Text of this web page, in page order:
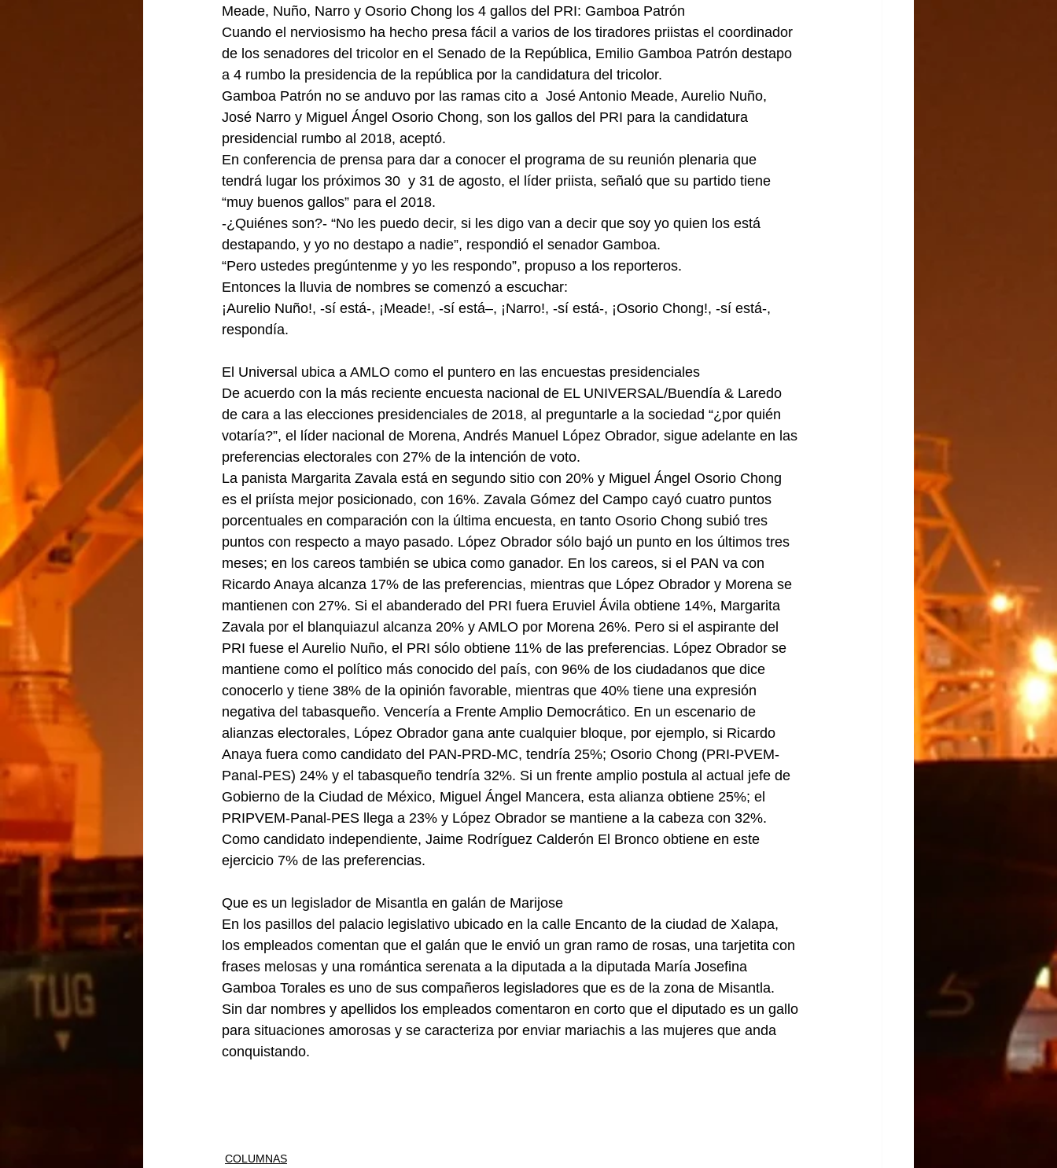
Meade, Nuño, Narro y Osorio Chong los 4 gallos del PRI: Gamboa Patrón
Cuando el nerviosismo ha hecho presa fácil a varios de los tiradores priistas el coordinador
de los senadores del tricolor en el Senado de la República, Emilio Gamboa Patrón destapo
a 4 rumbo la presidencia de la república por la candidatura del tricolor.
Gamboa Patrón no se anduvo por las ramas cito a  José Antonio Meade, Aurelio Nuño,
José Narro y Miguel Ángel Osorio Chong, son los gallos del PRI para la candidatura
presidencial rumbo al 2018, aceptó.
En conferencia de prensa para dar a conocer el programa de su reunión plenaria que
tendrá lugar los próximos 30  y 31 de agosto, el líder priista, señaló que su partido tiene
“muy buenos gallos” para el 2018.
-¿Quiénes son?- “No les puedo decir, si les digo van a decir que soy yo quien los está
destapando, y yo no destapo a nadie”, respondió el senador Gamboa.
“Pero ustedes pregúntenme y yo les respondo”, propuso a los reporteros.
Entonces la lluvia de nombres se comenzó a escuchar:
¡Aurelio Nuño!, -sí está-, ¡Meade!, -sí está–, ¡Narro!, -sí está-, ¡Osorio Chong!, -sí está-,
respondía.
El Universal ubica a AMLO como el puntero en las encuestas presidenciales
De acuerdo con la más reciente encuesta nacional de EL UNIVERSAL/Buendía & Laredo
de cara a las elecciones presidenciales de 2018, al preguntarle a la sociedad “¿por quién
votaría?”, el líder nacional de Morena, Andrés Manuel López Obrador, sigue adelante en las
preferencias electorales con 27% de la intención de voto.
La panista Margarita Zavala está en segundo sitio con 20% y Miguel Ángel Osorio Chong
es el priísta mejor posicionado, con 16%. Zavala Gómez del Campo cayó cuatro puntos
porcentuales en comparación con la última encuesta, en tanto Osorio Chong subió tres
puntos con respecto a mayo pasado. López Obrador sólo bajó un punto en los últimos tres
meses; en los careos también se ubica como ganador. En los careos, si el PAN va con
Ricardo Anaya alcanza 17% de las preferencias, mientras que López Obrador y Morena se
mantienen con 27%. Si el abanderado del PRI fuera Eruviel Ávila obtiene 14%, Margarita
Zavala por el blanquiazul alcanza 20% y AMLO por Morena 26%. Pero si el aspirante del
PRI fuese el Aurelio Nuño, el PRI sólo obtiene 11% de las preferencias. López Obrador se
mantiene como el político más conocido del país, con 96% de los ciudadanos que dice
conocerlo y tiene 38% de la opinión favorable, mientras que 40% tiene una expresión
negativa del tabasqueño. Vencería a Frente Amplio Democrático. En un escenario de
alianzas electorales, López Obrador gana ante cualquier bloque, por ejemplo, si Ricardo
Anaya fuera como candidato del PAN-PRD-MC, tendría 25%; Osorio Chong (PRI-PVEM-
Panal-PES) 24% y el tabasqueño tendría 32%. Si un frente amplio postula al actual jefe de
Gobierno de la Ciudad de México, Miguel Ángel Mancera, esta alianza obtiene 25%; el
PRIPVEM-Panal-PES llega a 23% y López Obrador se mantiene a la cabeza con 32%.
Como candidato independiente, Jaime Rodríguez Calderón El Bronco obtiene en este
ejercicio 7% de las preferencias.
Que es un legislador de Misantla en galán de Marijose
En los pasillos del palacio legislativo ubicado en la calle Encanto de la ciudad de Xalapa,
los empleados comentan que el galán que le envió un gran ramo de rosas, una tarjetita con
frases melosas y una romántica serenata a la diputada a la diputada María Josefina
Gamboa Torales es uno de sus compañeros legisladores que es de la zona de Misantla.
Sin dar nombres y apellidos los empleados comentaron en corto que el diputado es un gallo
para situaciones amorosas y se caracteriza por enviar mariachis a las mujeres que anda
conquistando.
COLUMNAS